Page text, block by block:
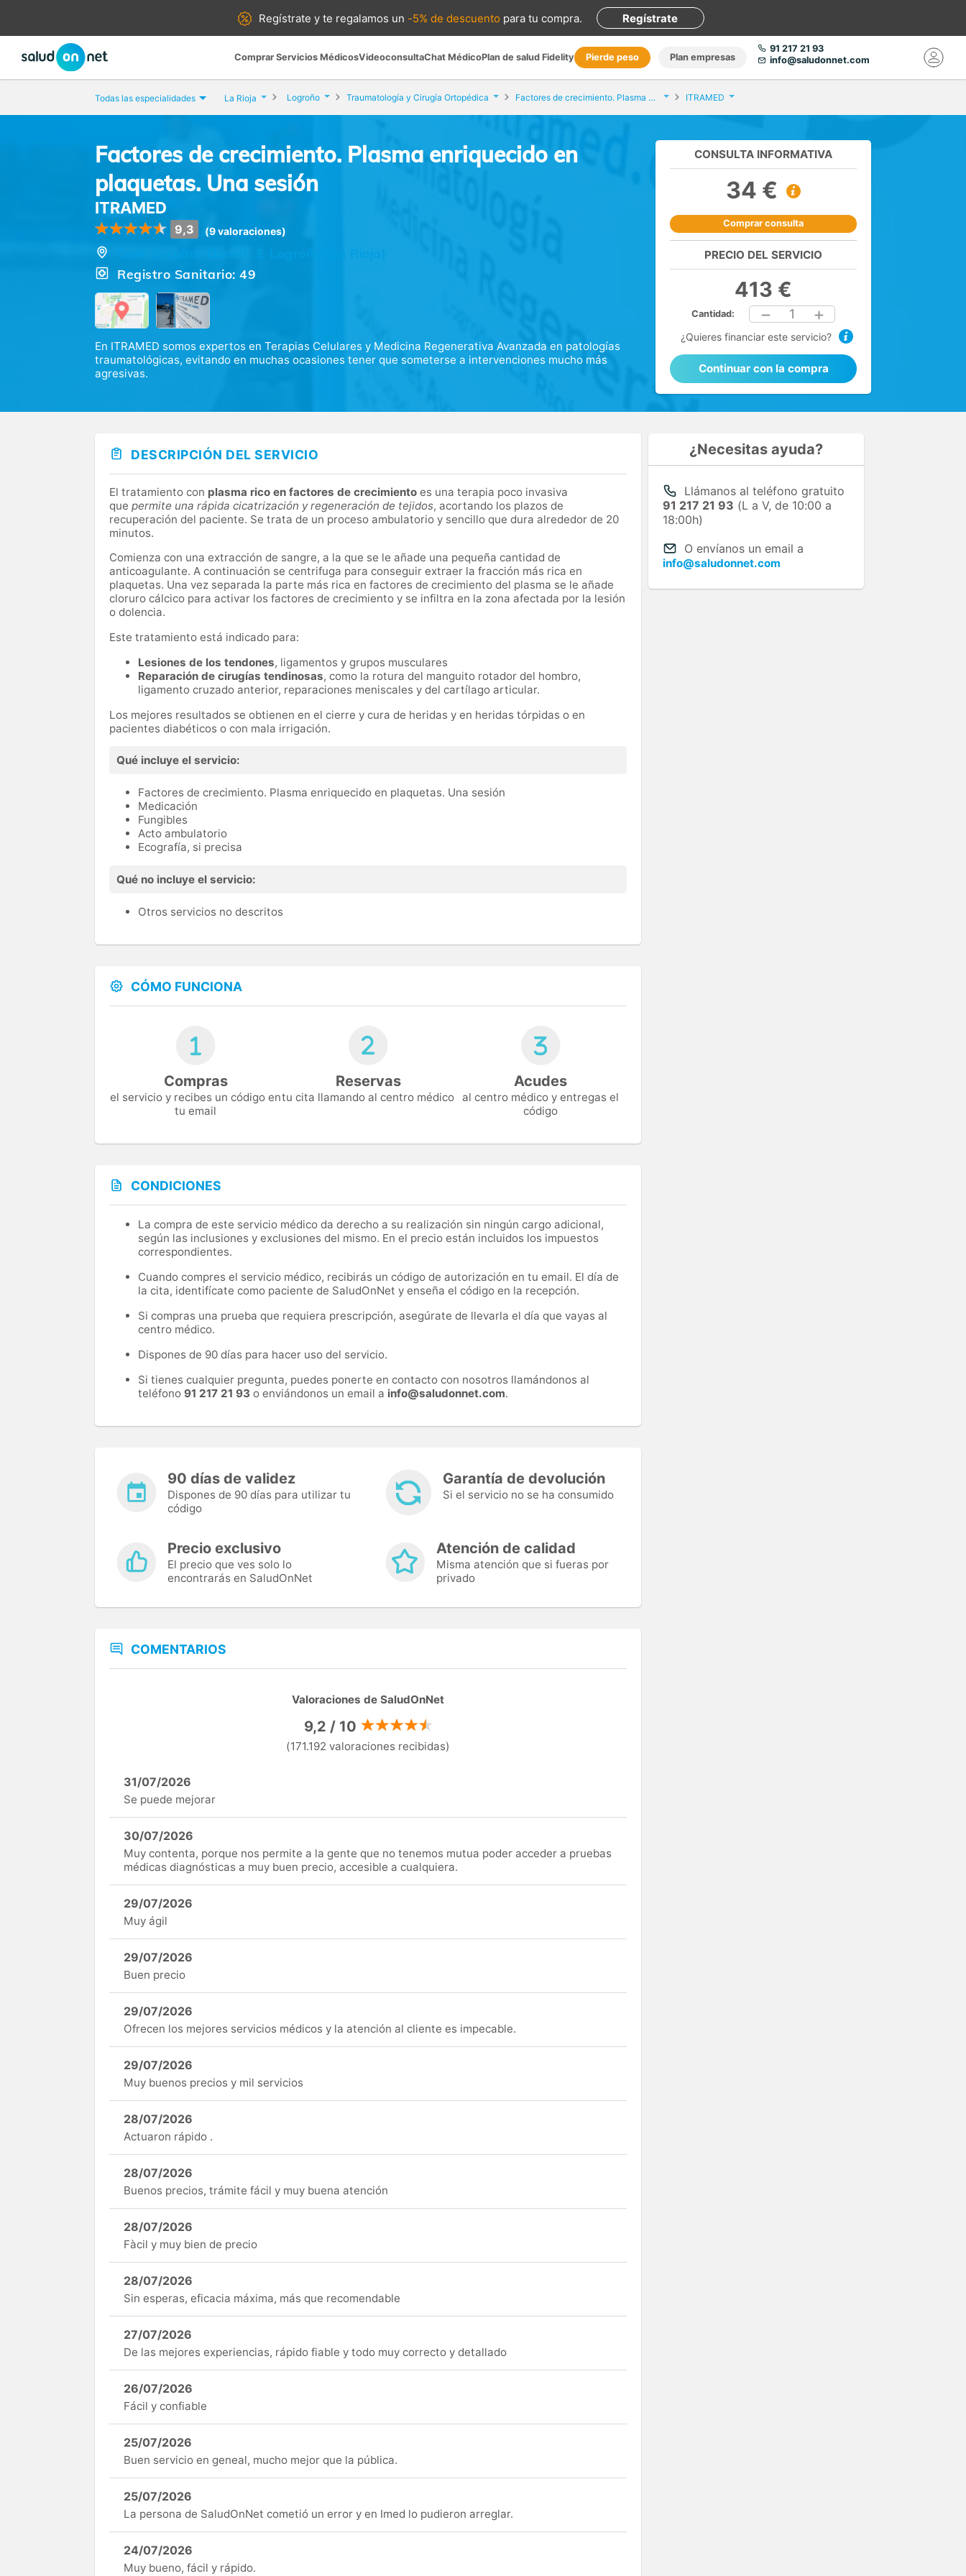
Regístrate yte regalamos un -5% de descuento para tu compra. Regístrate
Comprar Servicios MédicosVideoconsultaChat MédicoPlan de salud Fidelity Pierde peso Plan empresas
91 217 21 93
info@saludonnet.com
Todas las especialidades La Rioja Logroño Traumatología y Cirugía Ortopédica Factores de crecimiento. Plasma enriquecido en plaquetas. Una sesión ITRAMED
Factores de crecimiento. Plasma enriquecido en
plaquetas. Una sesión
ITRAMED
9,3 (9 valoraciones)
Registro Sanitario: 49
En ITRAMED somos expertos en Terapias Celulares y Medicina Regenerativa Avanzada en patologías
traumatológicas, evitando en muchas ocasiones tener que someterse a intervenciones mucho más
agresivas.
CONSULTA INFORMATIVA
34 €
Comprar consulta
PRECIO DEL SERVICIO
413 €
Cantidad: 1
¿Quieres financiar este servicio?
Continuar con la compra
DESCRIPCIÓN DEL SERVICIO
El tratamiento con plasma rico en factores de crecimiento es una terapia poco invasiva
que permite una rápida cicatrización y regeneración de tejidos, acortando los plazos de
recuperación del paciente. Se trata de un proceso ambulatorio y sencillo que dura alrededor de 20
minutos.
Comienza con una extracción de sangre, a la que se le añade una pequeña cantidad de
anticoagulante. A continuación se centrifuga para conseguir extraer la fracción más rica en
plaquetas. Una vez separada la parte más rica en factores de crecimiento del plasma se le añade
cloruro cálcico para activar los factores de crecimiento y se infiltra en la zona afectada por la lesión
o dolencia.
Este tratamiento está indicado para:
Lesiones de los tendones, ligamentos y grupos musculares
Reparación de cirugías tendinosas, como la rotura del manguito rotador del hombro,
ligamento cruzado anterior, reparaciones meniscales y del cartílago articular.
Los mejores resultados se obtienen en el cierre y cura de heridas y en heridas tórpidas o en
pacientes diabéticos o con mala irrigación.
Qué incluye el servicio:
Factores de crecimiento. Plasma enriquecido en plaquetas. Una sesión
Medicación
Fungibles
Acto ambulatorio
Ecografía, si precisa
Qué no incluye el servicio:
Otros servicios no descritos
CÓMO FUNCIONA
Compras
el servicio y recibes un código en
tu email
Reservas
tu cita llamando al centro médico
Acudes
al centro médico y entregas el
código
CONDICIONES
La compra de este servicio médico da derecho a su realización sin ningún cargo adicional,
según las inclusiones y exclusiones del mismo. En el precio están incluidos los impuestos
correspondientes.
Cuando compres el servicio médico, recibirás un código de autorización en tu email. El día de
la cita, identifícate como paciente de SaludOnNet y enseña el código en la recepción.
Si compras una prueba que requiera prescripción, asegúrate de llevarla el día que vayas al
centro médico.
Dispones de 90 días para hacer uso del servicio.
Si tienes cualquier pregunta, puedes ponerte en contacto con nosotros llamándonos al
teléfono 91 217 21 93 o enviándonos un email a info@saludonnet.com.
90 días de validez
Dispones de 90 días para utilizar tu
código
Garantía de devolución
Si el servicio no se ha consumido
Precio exclusivo
El precio que ves solo lo
encontrarás en SaludOnNet
Atención de calidad
Misma atención que si fueras por
privado
COMENTARIOS
Valoraciones de SaludOnNet
9,2 / 10
(171.192 valoraciones recibidas)
31/07/2026
Se puede mejorar
30/07/2026
Muy contenta, porque nos permite a la gente que no tenemos mutua poder acceder a pruebas
médicas diagnósticas a muy buen precio, accesible a cualquiera.
29/07/2026
Muy ágil
29/07/2026
Buen precio
29/07/2026
Ofrecen los mejores servicios médicos y la atención al cliente es impecable.
29/07/2026
Muy buenos precios y mil servicios
28/07/2026
Actuaron rápido .
28/07/2026
Buenos precios, trámite fácil y muy buena atención
28/07/2026
Fàcil y muy bien de precio
28/07/2026
Sin esperas, eficacia máxima, más que recomendable
27/07/2026
De las mejores experiencias, rápido fiable y todo muy correcto y detallado
26/07/2026
Fácil y confiable
25/07/2026
Buen servicio en geneal, mucho mejor que la pública.
25/07/2026
La persona de SaludOnNet cometió un error y en Imed lo pudieron arreglar.
24/07/2026
Muy bueno, fácil y rápido.
¿Necesitas ayuda?
Llámanos al teléfono gratuito
91 217 21 93 (L a V, de 10:00 a
18:00h)
O envíanos un email a
info@saludonnet.com